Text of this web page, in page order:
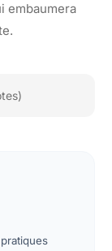
embaumera